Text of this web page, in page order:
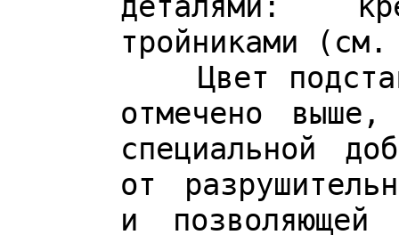
тройниками
Цвет
отмечено выше,
специальной
от
и позволяющей